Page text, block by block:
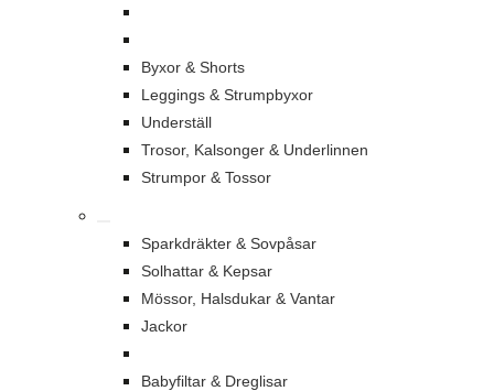
Byxor & Shorts
Leggings & Strumpbyxor
Underställ
Trosor, Kalsonger & Underlinnen
Strumpor & Tossor
Sparkdräkter & Sovpåsar
Solhattar & Kepsar
Mössor, Halsdukar & Vantar
Jackor
Babyfiltar & Dreglisar